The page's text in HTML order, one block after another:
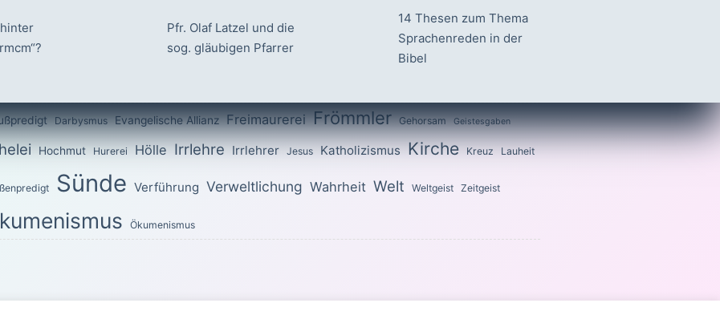
Pfr. Olaf Latzel und die
sog. gläubigen Pfarrer
14 Thesen zum Thema
Sprachenreden in der
Bibel
Darbysmus Evangelische Allianz Freimaurerei Frömmler Gehorsam Geistesgaben
Hochmut Hurerei Hölle Irrlehre Irrlehrer Jesus Katholizismus Kirche Kreuz Lauheit
Sünde Verführung Verweltlichung Wahrheit Welt Weltgeist Zeitgeist
Ökumenismus